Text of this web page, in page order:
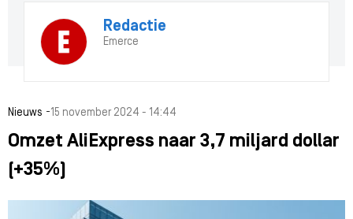
Redactie
Emerce
Nieuws -15 november 2024 - 14:44
Omzet AliExpress naar 3,7 miljard dollar
(+35%)